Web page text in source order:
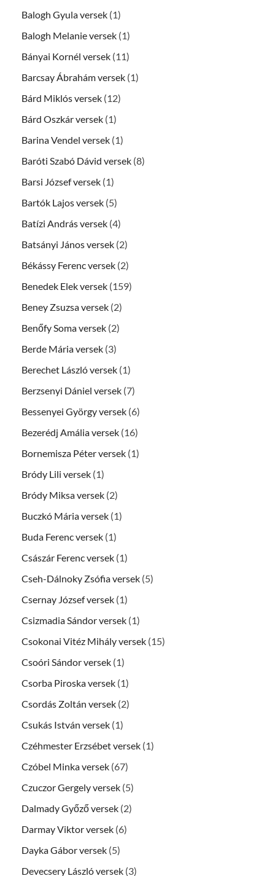
Balogh Gyula versek (1)
Balogh Melanie versek (1)
Bányai Kornél versek (11)
Barcsay Ábrahám versek (1)
Bárd Miklós versek (12)
Bárd Oszkár versek (1)
Barina Vendel versek (1)
Baróti Szabó Dávid versek (8)
Barsi József versek (1)
Bartók Lajos versek (5)
Batízi András versek (4)
Batsányi János versek (2)
Békássy Ferenc versek (2)
Benedek Elek versek (159)
Beney Zsuzsa versek (2)
Benőfy Soma versek (2)
Berde Mária versek (3)
Berechet László versek (1)
Berzsenyi Dániel versek (7)
Bessenyei György versek (6)
Bezerédj Amália versek (16)
Bornemisza Péter versek (1)
Bródy Lili versek (1)
Bródy Miksa versek (2)
Buczkó Mária versek (1)
Buda Ferenc versek (1)
Császár Ferenc versek (1)
Cseh-Dálnoky Zsófia versek (5)
Csernay József versek (1)
Csizmadia Sándor versek (1)
Csokonai Vitéz Mihály versek (15)
Csoóri Sándor versek (1)
Csorba Piroska versek (1)
Csordás Zoltán versek (2)
Csukás István versek (1)
Czéhmester Erzsébet versek (1)
Czóbel Minka versek (67)
Czuczor Gergely versek (5)
Dalmady Győző versek (2)
Darmay Viktor versek (6)
Dayka Gábor versek (5)
Devecsery László versek (3)